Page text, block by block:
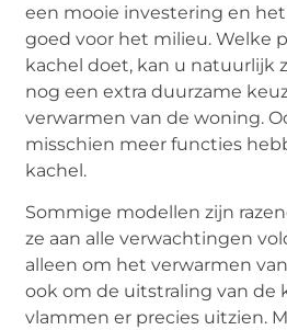
een mooie investering en
goed voor het milieu. Welke
kachel doet, kan u natuurlijk
nog een extra duurzame
verwarmen van de woning.
misschien meer functies
kachel.
Sommige modellen zijn
ze aan alle verwachtingen
alleen om het verwarmen
ook om de uitstraling van de
vlammen er precies uitzien.